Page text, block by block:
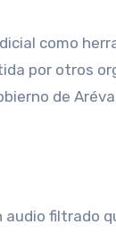
como
por otros
de
filtrado